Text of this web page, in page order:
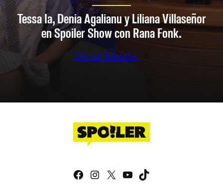
Tessa Ia, Denia Agalianu y Liliana Villaseñor
en Spoiler Show con Rana Fonk.
Ver en Youtube
Facebook
Instagram
X YouTube